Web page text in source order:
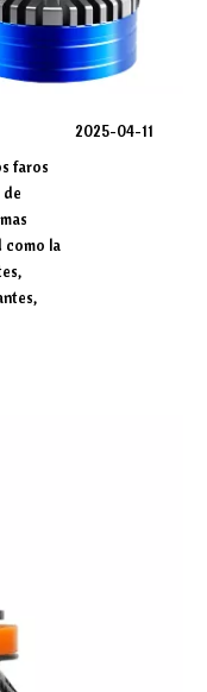
modelos de
faros
como la
2025-04-11